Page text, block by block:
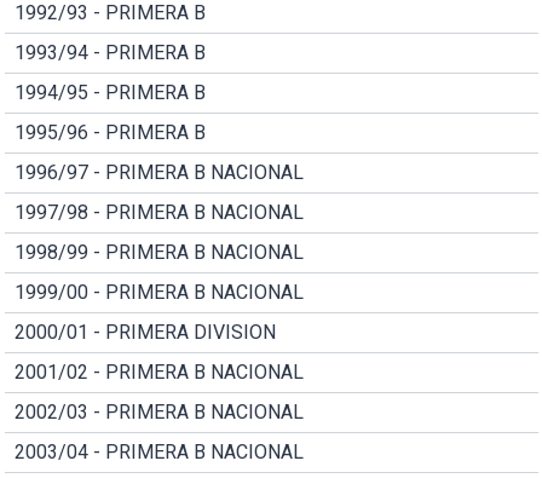
1992/93 - PRIMERA B
1993/94 - PRIMERA B
1994/95 - PRIMERA B
1995/96 - PRIMERA B
1996/97 - PRIMERA B NACIONAL
1997/98 - PRIMERA B NACIONAL
1998/99 - PRIMERA B NACIONAL
1999/00 - PRIMERA B NACIONAL
2000/01 - PRIMERA DIVISION
2001/02 - PRIMERA B NACIONAL
2002/03 - PRIMERA B NACIONAL
2003/04 - PRIMERA B NACIONAL